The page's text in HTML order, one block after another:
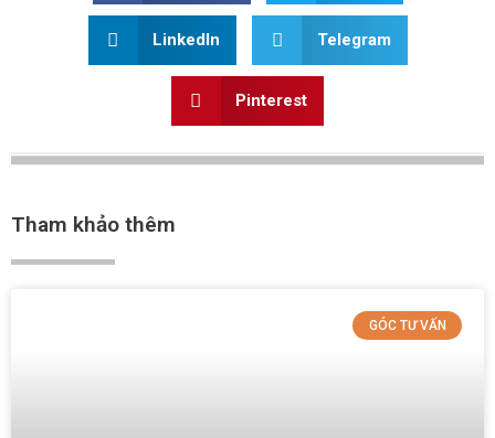
LinkedIn Telegram
Pinterest
Tham khảo thêm
GÓC TƯ VẤN